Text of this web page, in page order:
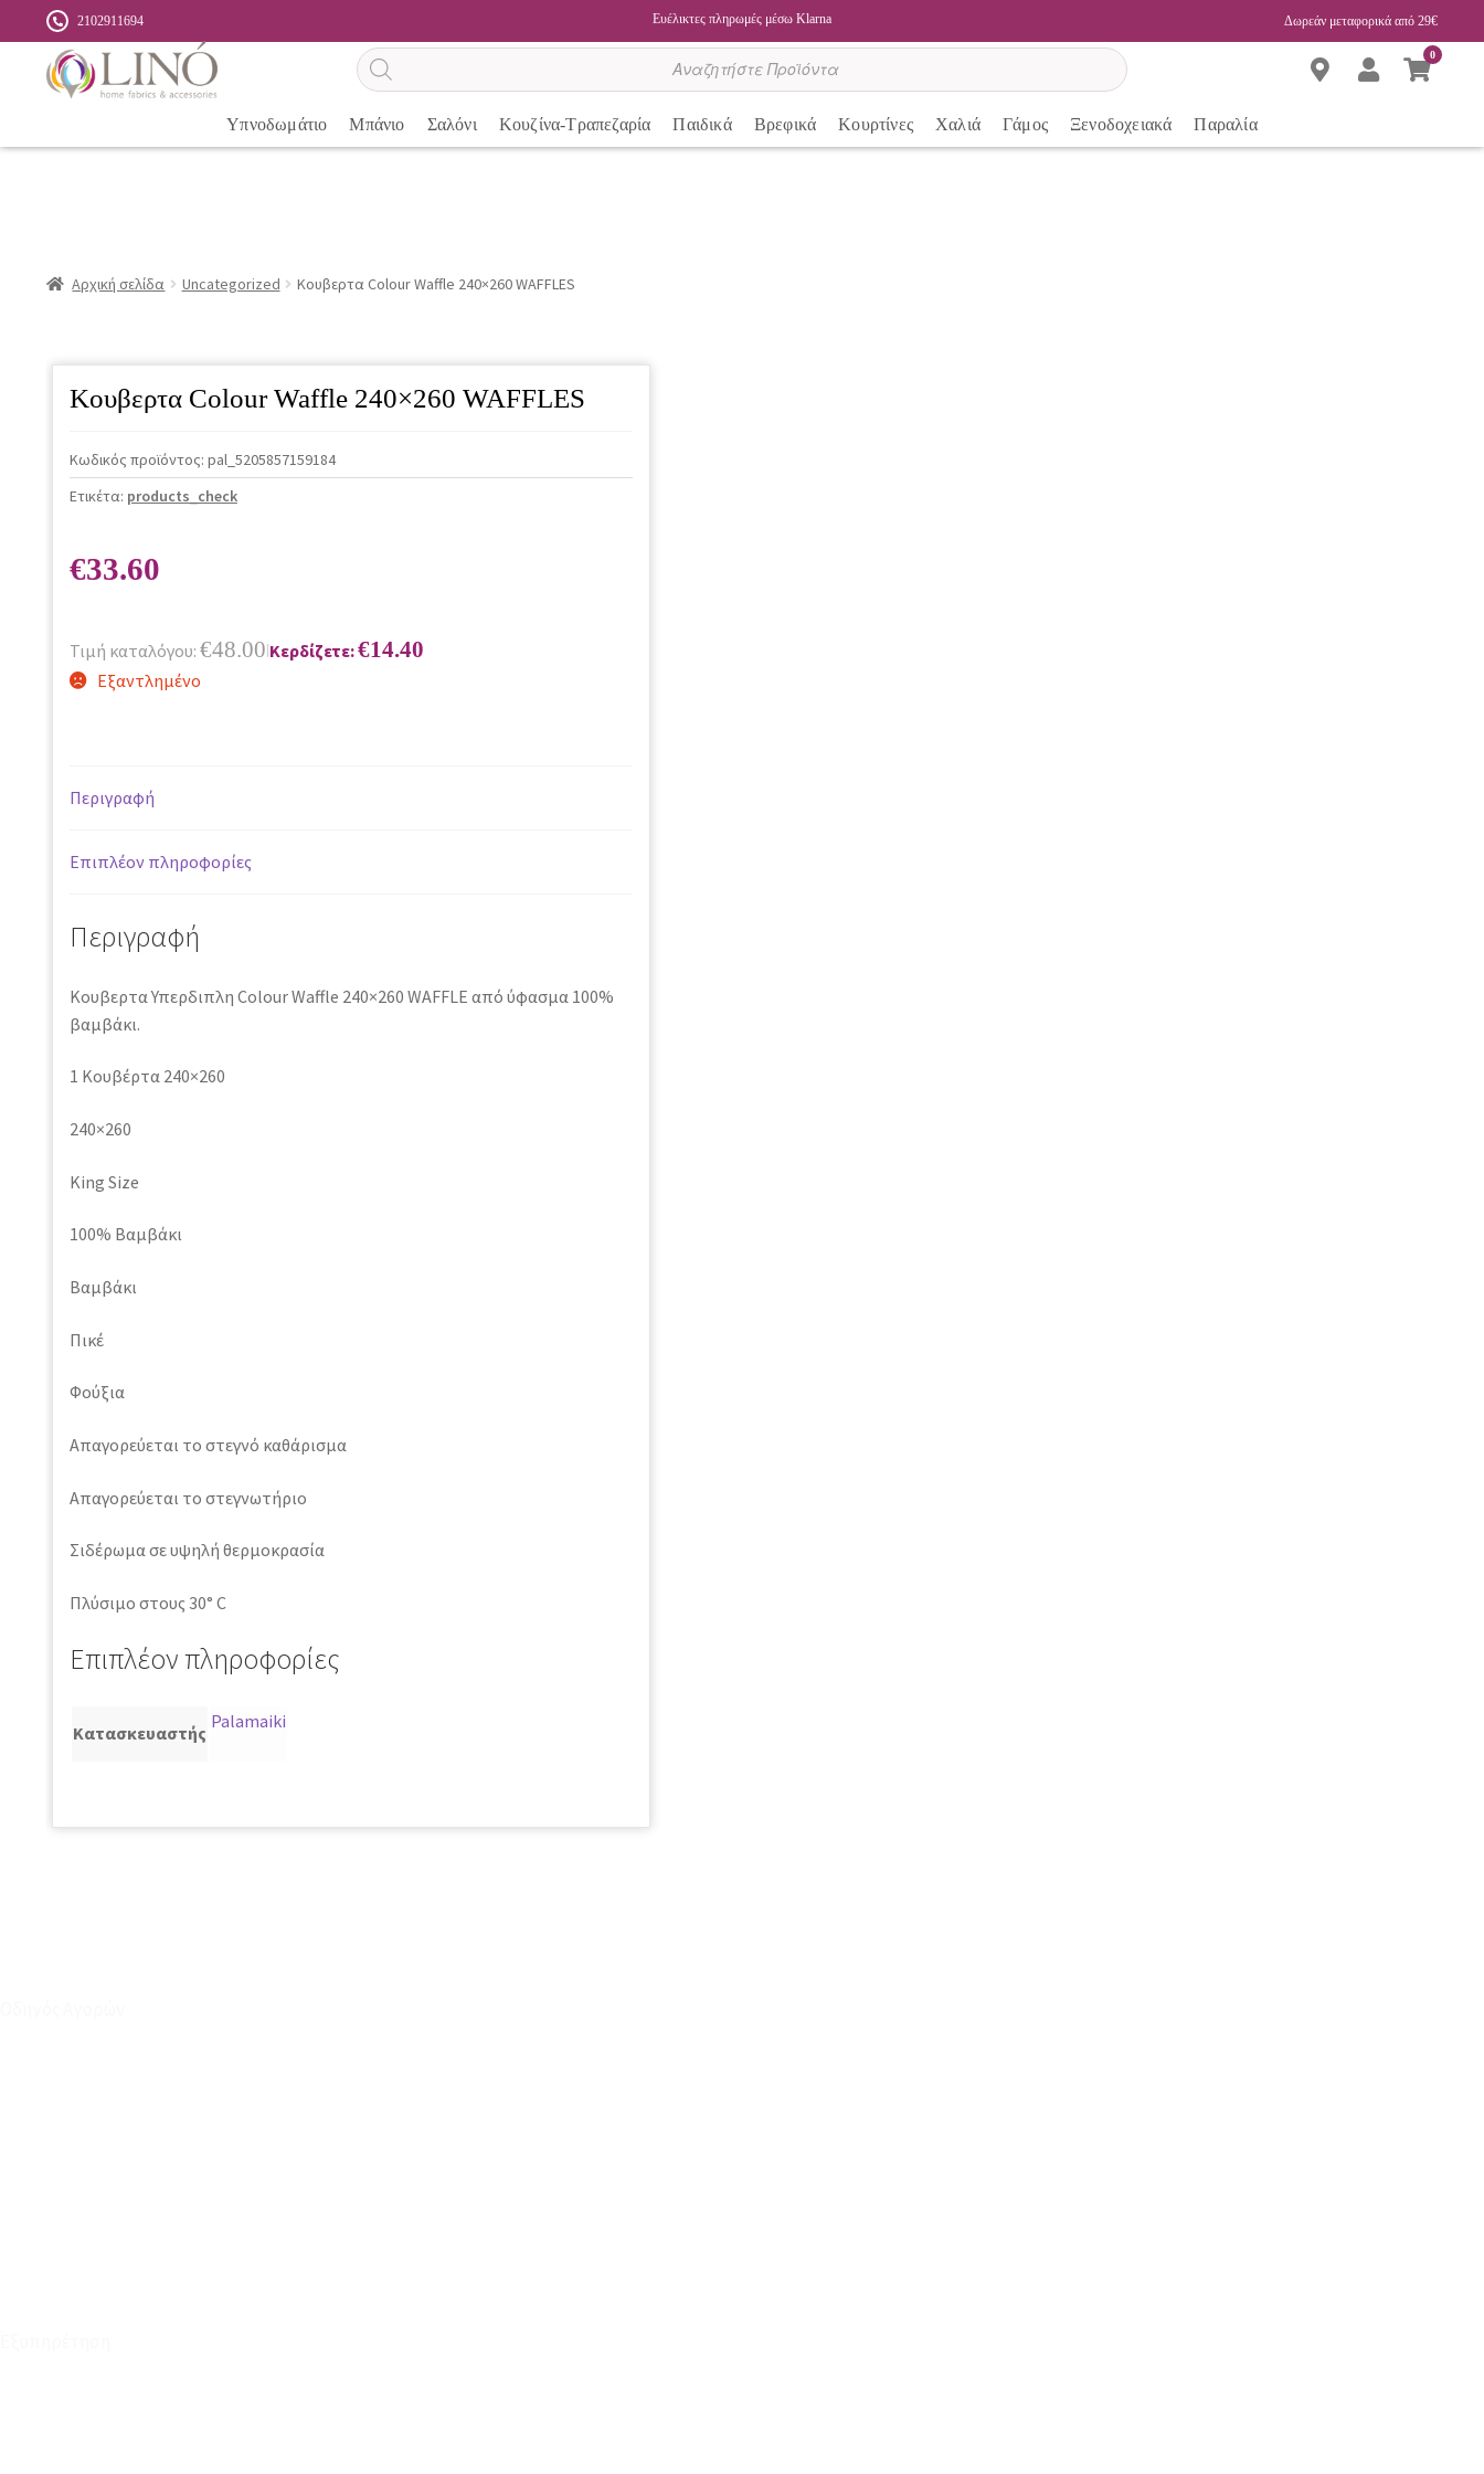
2102911694 Ευέλικτες πληρωμές μέσω Klarna Δωρεάν μεταφορικά από 29€
Αναζήτηση
προϊόντων
0
Υπνοδωμάτιο Μπάνιο Σαλόνι Κουζίνα-Τραπεζαρία Παιδικά Βρεφικά Κουρτίνες Χαλιά Γάμος Ξενοδοχειακά Παραλία
Αρχική σελίδα Uncategorized Κουβερτα Colour Waffle 240×260 WAFFLES
Κουβερτα Colour Waffle 240×260 WAFFLES
Κωδικός προϊόντος: pal_5205857159184
Ετικέτα: products_check
€33.60
Τιμή καταλόγου: €48.00|Κερδίζετε:€14.40
Εξαντλημένο
Περιγραφή
Επιπλέον πληροφορίες
Περιγραφή
Κουβερτα Υπερδιπλη Colour Waffle 240×260 WAFFLE από ύφασμα 100%
βαμβάκι.
1 Κουβέρτα 240×260
240×260
King Size
100% Βαμβάκι
Βαμβάκι
Πικέ
Φούξια
Απαγορεύεται το στεγνό καθάρισμα
Απαγορεύεται το στεγνωτήριο
Σιδέρωμα σε υψηλή θερμοκρασία
Πλύσιμο στους 30° C
Επιπλέον πληροφορίες
Κατασκευαστής
Palamaiki